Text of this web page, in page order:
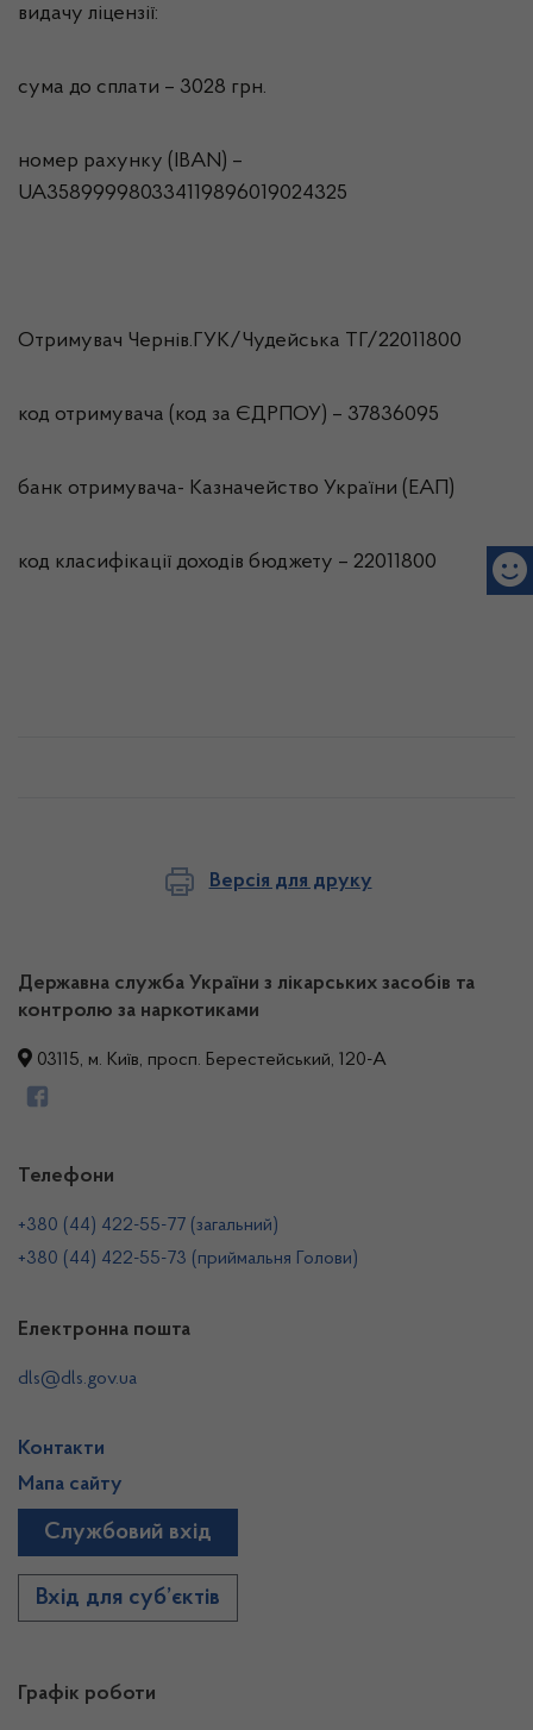
видачу ліцензії:
сума до сплати – 3028 грн.
номер рахунку (IBAN) –
UA358999980334119896019024325
Отримувач Чернів.ГУК/Чудейська ТГ/22011800
код отримувача (код за ЄДРПОУ) – 37836095
банк отримувача- Казначейство України (ЕАП)
код класифікації доходів бюджету – 22011800
Версія для друку
Державна служба України з лікарських засобів та
контролю за наркотиками
03115, м. Київ, просп. Берестейський, 120-А
Графік роботи
Телефони
+380 (44) 422-55-77 (загальний)
+380 (44) 422-55-73 (приймальня Голови)
Електронна пошта
dls@dls.gov.ua
Контакти
Мапа сайту
Службовий вхід
Вхід для суб’єктів